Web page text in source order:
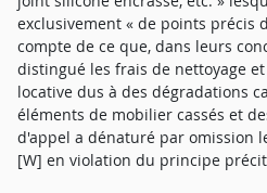
exclusivement « de points précis
compte de ce que, dans leurs
distingué les frais de nettoyage
locative dus à des dégradations
éléments de mobilier cassés et
d'appel a dénaturé par omission
[W] en violation du principe